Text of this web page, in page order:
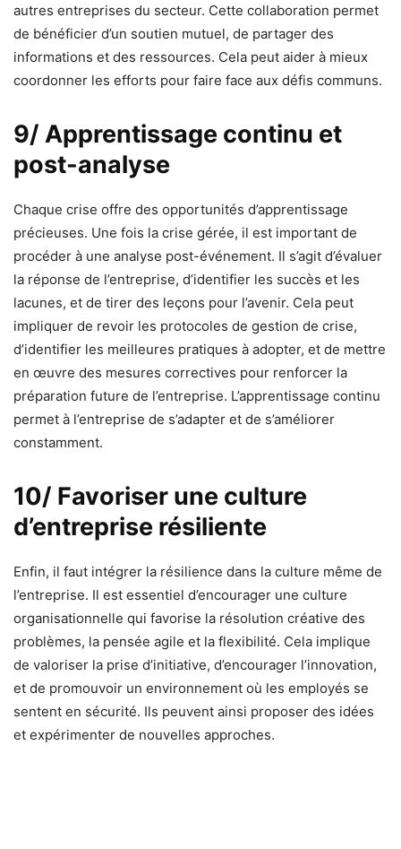
autres entreprises du secteur. Cette collaboration permet
de bénéficier d’un soutien mutuel, de partager des
informations et des ressources. Cela peut aider à mieux
coordonner les efforts pour faire face aux défis communs.
9/ Apprentissage continu et
post-analyse
Chaque crise offre des opportunités d’apprentissage
précieuses. Une fois la crise gérée, il est important de
procéder à une analyse post-événement. Il s’agit d’évaluer
la réponse de l’entreprise, d’identifier les succès et les
lacunes, et de tirer des leçons pour l’avenir. Cela peut
impliquer de revoir les protocoles de gestion de crise,
d’identifier les meilleures pratiques à adopter, et de mettre
en œuvre des mesures correctives pour renforcer la
préparation future de l’entreprise. L’apprentissage continu
permet à l’entreprise de s’adapter et de s’améliorer
constamment.
10/ Favoriser une culture
d’entreprise résiliente
Enfin, il faut intégrer la résilience dans la culture même de
l’entreprise. Il est essentiel d’encourager une culture
organisationnelle qui favorise la résolution créative des
problèmes, la pensée agile et la flexibilité. Cela implique
de valoriser la prise d’initiative, d’encourager l’innovation,
et de promouvoir un environnement où les employés se
sentent en sécurité. Ils peuvent ainsi proposer des idées
et expérimenter de nouvelles approches.